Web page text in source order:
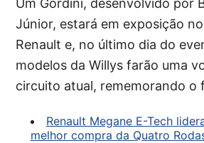
Um Gordini, desenvolvido por
Júnior, estará em exposição
Renault e, no último dia do
modelos da Willys farão uma
circuito atual, rememorando o
Renault Megane E-Tech
melhor compra da Quatro